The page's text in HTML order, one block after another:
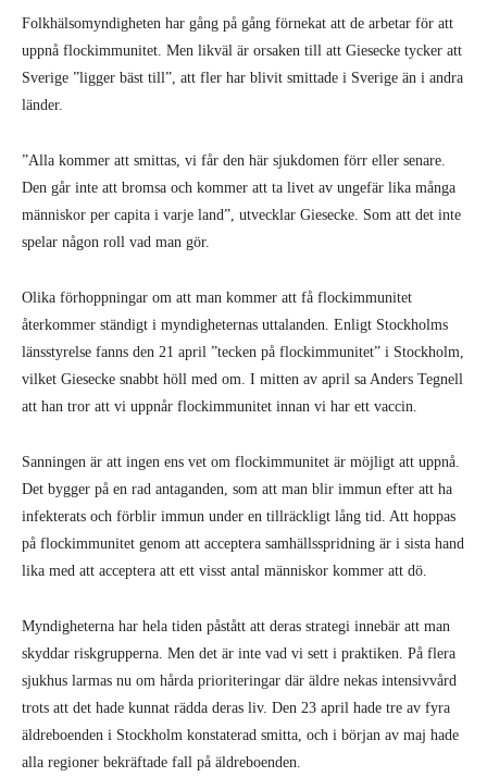
Folkhälsomyndigheten har gång på gång förnekat att de arbetar för att
uppnå flockimmunitet. Men likväl är orsaken till att Giesecke tycker att
Sverige ”ligger bäst till”, att fler har blivit smittade i Sverige än i andra
länder.
”Alla kommer att smittas, vi får den här sjukdomen förr eller senare.
Den går inte att bromsa och kommer att ta livet av ungefär lika många
människor per capita i varje land”, utvecklar Giesecke. Som att det inte
spelar någon roll vad man gör.
Olika förhoppningar om att man kommer att få flockimmunitet
återkommer ständigt i myndigheternas uttalanden. Enligt Stockholms
länsstyrelse fanns den 21 april ”tecken på flockimmunitet” i Stockholm,
vilket Giesecke snabbt höll med om. I mitten av april sa Anders Tegnell
att han tror att vi uppnår flockimmunitet innan vi har ett vaccin.
Sanningen är att ingen ens vet om flockimmunitet är möjligt att uppnå.
Det bygger på en rad antaganden, som att man blir immun efter att ha
infekterats och förblir immun under en tillräckligt lång tid. Att hoppas
på flockimmunitet genom att acceptera samhällsspridning är i sista hand
lika med att acceptera att ett visst antal människor kommer att dö.
Myndigheterna har hela tiden påstått att deras strategi innebär att man
skyddar riskgrupperna. Men det är inte vad vi sett i praktiken. På flera
sjukhus larmas nu om hårda prioriteringar där äldre nekas intensivvård
trots att det hade kunnat rädda deras liv. Den 23 april hade tre av fyra
äldreboenden i Stockholm konstaterad smitta, och i början av maj hade
alla regioner bekräftade fall på äldreboenden.